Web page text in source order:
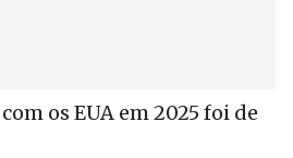
os EUA em 2025 foi de